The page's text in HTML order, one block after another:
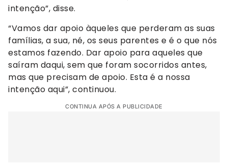
intenção”, disse.
“Vamos dar apoio àqueles que perderam as suas
famílias, a sua, né, os seus parentes e é o que nós
estamos fazendo. Dar apoio para aqueles que
saíram daqui, sem que foram socorridos antes,
mas que precisam de apoio. Esta é a nossa
intenção aqui”, continuou.
CONTINUA APÓS A PUBLICIDADE